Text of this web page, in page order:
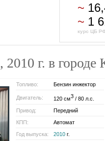
~
~ 1
курс ЦБ
2010 г. в
Топливо: Бензин инжектор
Двигатель: 120 см3 / 80 л.с.
Привод:
Передний
КПП:
Автомат
Год выпуска:
2010 г.